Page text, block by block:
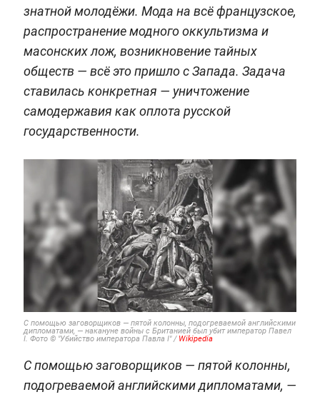
знатной молодёжи. Мода на всё французское,
распространение модного оккультизма и
масонских лож, возникновение тайных
обществ — всё это пришло с Запада. Задача
ставилась конкретная — уничтожение
самодержавия как оплота русской
государственности.
С помощью заговорщиков — пятой колонны, подогреваемой английскими
дипломатами, — накануне войны с Британией был убит император Павел
I. Фото © "Убийство императора Павла I" / Wikipedia
С помощью заговорщиков — пятой колонны,
подогреваемой английскими дипломатами, —